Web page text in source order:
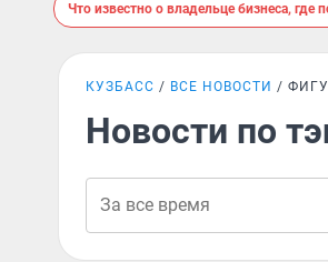
Что известно о владельце бизнеса, где
КУЗБАСС ВСЕ НОВОСТИ
Новости по